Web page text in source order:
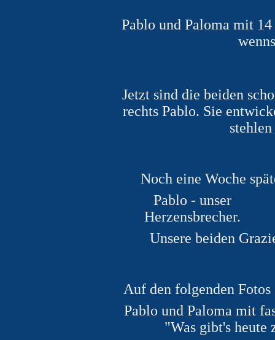
Pablo und Paloma mit
Jetzt sind die beiden
rechts Pablo. Sie
Noch eine Woche
Pablo - unser
Herzensbrecher.
Unsere beiden
Auf den folgenden
Pablo und Paloma mit
"Was gibt's heute